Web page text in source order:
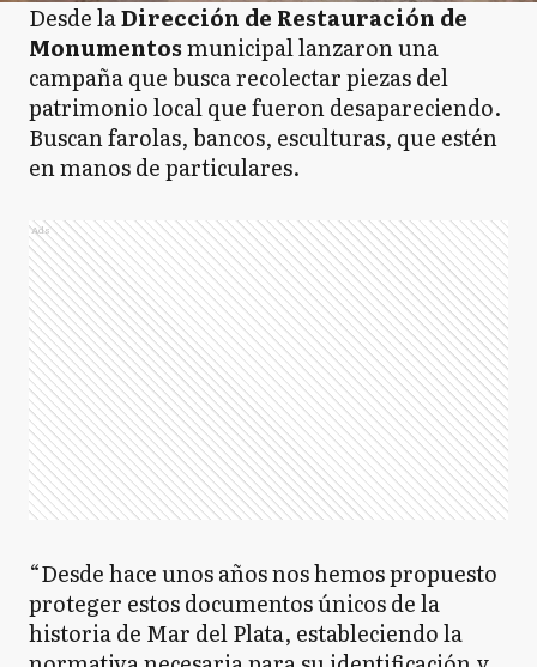
Desde laDirección de Restauración de
Monumentosmunicipal lanzaron una
campaña que busca recolectar piezas del
patrimonio local que fueron desapareciendo.
Buscan farolas, bancos, esculturas, que estén
en manos de particulares.
Ads
“Desde hace unos años nos hemos propuesto
proteger estos documentos únicos de la
historia de Mar del Plata, estableciendo la